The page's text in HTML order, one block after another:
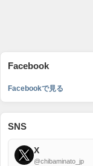
Facebook
Facebookで見る
SNS
X
@chibaminato_jp